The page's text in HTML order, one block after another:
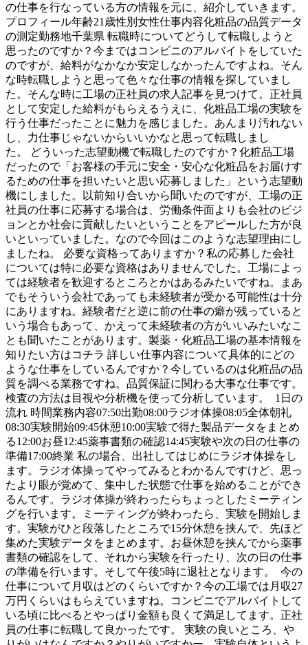
の仕事を行なっている方の情報を元に、紹介していきます。
プロフィール年齢21歳性別女性仕事内容化粧品の品質データ
の測定勤務地千葉県 転職時についてどうして転職しようと
思ったのですか？今まではコンビニのアルバイトをしていた
のですが、給料がなかなか安定しなかったんですよね。そん
な時転職しようと思って色々な仕事の情報を探していまし
た。そんな時に工場の正社員の求人記事を見つけて。正社員
として安定した給料がもらえるうえに、化粧品工場の実験を
行う仕事だったことに魅力を感じました。あんまり汚れない
し、力仕事じゃないからいいかなと思って転職しまし
た。 どういった志望動機で転職したのですか？化粧品工場
だったので「お客様の手元に安全・安心な化粧品をお届けす
るための仕事を担いたいと思い応募しました」という志望動
機にしました。以前知り合いから聞いたのですが、工場の正
社員の仕事に応募する場合は、労働条件面よりも会社のビジ
ョンとか社会に貢献したいということをアピールした方が良
いといっていました。なので今回はこのような志望理由にし
ましたね。 必要な資格ってありますか？私の応募した会社
については特に必要な資格はありませんでした。工場によっ
ては経験者を歓迎するところとかはあるみたいですね。まあ
でもそういう会社であっても未経験者が受かる可能性は十分
にありますね。経験者だと逆に前の仕事の癖が残っていると
いう場合もあって、かえって未経験者の方がいいみたいなこ
とも聞いたことがあります。製薬・化粧品工場の基本情報を
知りたい方はコチラ 詳しい仕事内容について具体的にどの
ような仕事をしているんですか？今しているのは化粧品の品
質を調べる業務ですね。品質保証に関わる大事な仕事です。
検査の方法は目視や分析機を使って分析しています。 1日の
流れ 時間業務内容07:50出勤08:00ラジオ体操08:05全体朝礼
08:30実験開始09:45休憩10:00実験で得た製品データをまとめ
る12:00お昼12:45薬事書類の確認14:45実験や次の日の仕事の
準備17:00終業 私の場合、出社してはじめにラジオ体操をし
ます。ラジオ体操ってやってみるとわかるんですけど、思っ
たより眼が覚めて、集中した状態で仕事を始めることができ
るんです。ラジオ体操が終わったらちょっとしたミーティン
グを行います。ミーティングが終わったら、実験を開始しま
す。実験がひと段落したところで15分休憩を挟んで、先ほど
集めた実験データをまとめます。お昼休憩を挟んでから薬事
書類の確認をして、それから実験を行ったり、次の日の仕事
の準備を行います。そして午後5時に退社となります。 今の
仕事について月収はどのくらいですか？今の工場では月収27
万円くらいはもらえていますね。コンビニでアルバイトして
いる頃に比べるとやっぱり金額も良くて満足してます。正社
員の仕事に転職して良かったです。 実験の良いところ、や